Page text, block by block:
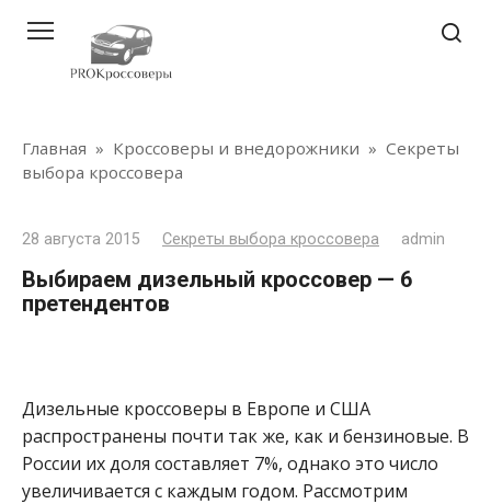
контенту
Главная » Кроссоверы и внедорожники » Секреты
выбора кроссовера
28 августа 2015 Секреты выбора кроссовера admin
Выбираем дизельный кроссовер — 6
претендентов
Дизельные кроссоверы в Европе и США
распространены почти так же, как и бензиновые. В
России их доля составляет 7%, однако это число
увеличивается с каждым годом. Рассмотрим